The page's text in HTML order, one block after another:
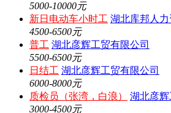
5000-10000元
新日电动车小时工 湖北库邦人
4500-6500元
普工 湖北彦辉工贸有限公司
5500-6500元
日结工 湖北彦辉工贸有限公司
6000-8000元
质检员（张湾，白浪）
湖北彦辉
3000-4500元